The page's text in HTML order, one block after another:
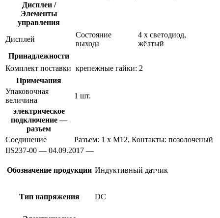
Дисплеи /
Элементы
управления
Дисплей
Состояние
выхода
4 x светодиод,
жёлтый
Принадлежности
Комплект поставки крепежные гайки: 2
Примечания
Упаковочная
величина
1 шт.
электрическое
подключение —
разъем
Соединение
Разъем: 1 x M12, Контакты: позолоченый
IIS237-00 — 04.09.2017 —
Обозначение продукции Индуктивный датчик
Тип напряжения DC